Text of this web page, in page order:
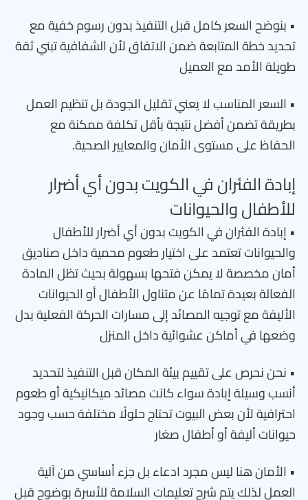
• بنوضح السعر كامل قبل التنفيذ بدون رسوم خفية مع
تحديد خطة المتابعة ضمن الاتفاق لأن الشفافية تبني ثقة
طويلة الأمد مع العميل
• السعر المناسب لا يعني تقليل الجودة بل تنظيم العمل
بطريقة تضمن أفضل نتيجة بأقل تكلفة ممكنة مع
الحفاظ على مستوى الأمان والمعايير الصحية.
إبادة الفئران في الكويت بدون أي أضرار
للأطفال والحيوانات
• إبادة الفئران في الكويت بدون أي أضرار للأطفال
والحيوانات تعتمد على اختيار طعوم محمية داخل صناديق
أمان مخصصة لا يمكن فتحها بسهولة بحيث تظل المادة
الفعالة بعيدة تمامًا عن متناول الأطفال أو الحيوانات
الأليفة مع توجيه المصائد إلى مسارات الحركة الفعلية بدل
وضعها في أماكن عشوائية داخل المنزل
• نحن نحرص على تقييم بيئة المكان قبل التنفيذ لتحديد
أنسب وسيلة إبادة سواء كانت مصائد ميكانيكية أو طعوم
احترافية لأن بعض البيوت تحتاج حلولًا مختلفة حسب وجود
حيوانات أليفة أو أطفال صغار
• الأمان هنا ليس مجرد ادعاء بل جزء أساسي من آلية
العمل لذلك يتم شرح تعليمات السلامة للأسرة بوضوح قبل